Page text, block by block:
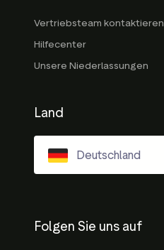
Vertriebsteam kontaktieren
Hilfecenter
Unsere Niederlassungen
Land
Deutschland
Folgen Sie uns auf